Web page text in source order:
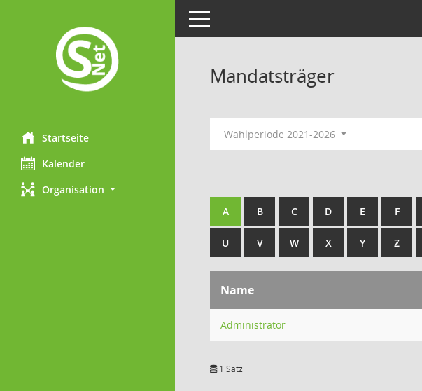
Startseite
Kalender
Organisation
Toggle navigation
Mandatsträger
Wahlperiode 2021-2026
A B C D E F
U V W X Y Z
Name
Administrator
1 Satz